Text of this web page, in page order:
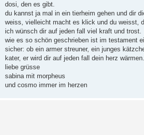
dosi, den es gibt.
du kannst ja mal in ein tierheim gehen und dir
weiss, vielleicht macht es klick und du weisst,
ich wünsch dir auf jeden fall viel kraft und trost.
wie es so schön geschrieben ist im testament
sicher: ob ein armer streuner, ein junges
kater, er wird dir auf jeden fall dein herz
liebe grüsse
sabina mit morpheus
und cosmo immer im herzen